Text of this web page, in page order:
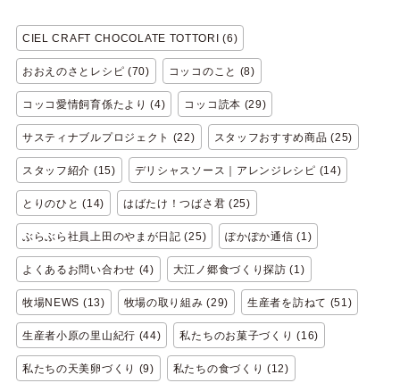
CIEL CRAFT CHOCOLATE TOTTORI (6)
おおえのさとレシピ (70) コッコのこと (8)
コッコ愛情飼育係たより (4) コッコ読本 (29)
サスティナブルプロジェクト (22) スタッフおすすめ商品 (25)
スタッフ紹介 (15) デリシャスソース｜アレンジレシピ (14)
とりのひと (14) はばたけ！つばさ君 (25)
ぶらぶら社員上田のやまが日記 (25) ぽかぽか通信 (1)
よくあるお問い合わせ (4) 大江ノ郷食づくり探訪 (1)
牧場NEWS (13) 牧場の取り組み (29) 生産者を訪ねて (51)
生産者小原の里山紀行 (44) 私たちのお菓子づくり (16)
私たちの天美卵づくり (9) 私たちの食づくり (12)